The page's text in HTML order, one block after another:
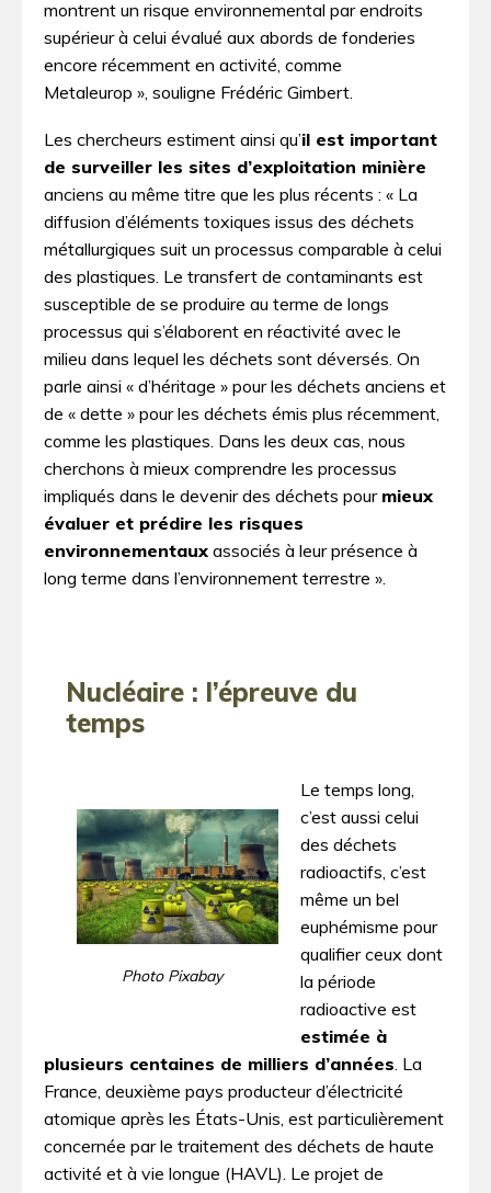
montrent un risque environnemental par endroits
supérieur à celui évalué aux abords de fonderies
encore récemment en activité, comme
Metaleurop », souligne Frédéric Gimbert.
Les chercheurs estiment ainsi qu’il est important
de surveiller les sites d’exploitation minière
anciens au même titre que les plus récents : « La
diffusion d’éléments toxiques issus des déchets
métallurgiques suit un processus comparable à celui
des plastiques. Le transfert de contaminants est
susceptible de se produire au terme de longs
processus qui s’élaborent en réactivité avec le
milieu dans lequel les déchets sont déversés. On
parle ainsi « d’héritage » pour les déchets anciens et
de « dette » pour les déchets émis plus récemment,
comme les plastiques. Dans les deux cas, nous
cherchons à mieux comprendre les processus
impliqués dans le devenir des déchets pour mieux
évaluer et prédire les risques
environnementaux associés à leur présence à
long terme dans l’environnement terrestre ».
Nucléaire : l’épreuve du
temps
Photo Pixabay
Le temps long,
c’est aussi celui
des déchets
radioactifs, c’est
même un bel
euphémisme pour
qualifier ceux dont
la période
radioactive est
estimée à
plusieurs centaines de milliers d’années. La
France, deuxième pays producteur d’électricité
atomique après les États-Unis, est particulièrement
concernée par le traitement des déchets de haute
activité et à vie longue (HAVL). Le projet de